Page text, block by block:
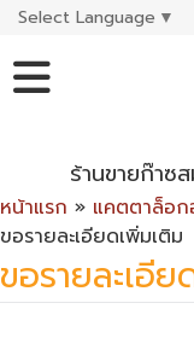
Select Language ▼
ร้านขายก๊า
หน้าแรก » แคตตาล็อก
ขอรายละเอียดเพิ่มเติม
ขอรายละเอี